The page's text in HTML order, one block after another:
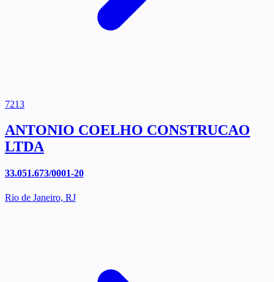
7213
ANTONIO COELHO CONSTRUCAO
LTDA
33.051.673/0001-20
Rio de Janeiro, RJ